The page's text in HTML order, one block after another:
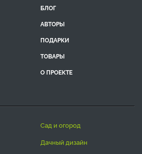
БЛОГ
АВТОРЫ
ПОДАРКИ
ТОВАРЫ
О ПРОЕКТЕ
сад и огород
дачный дизайн